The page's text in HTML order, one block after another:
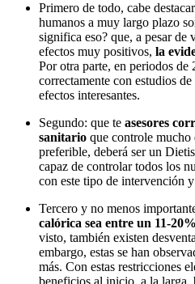
Primero de todo, cabe
humanos a muy largo plazo
significa eso? que, a pesar de
efectos muy positivos, la
Por otra parte, en periodos de
correctamente con estudios
efectos interesantes.
Segundo: que te asesores
sanitario que controle mucho
preferible, deberá ser un
capaz de controlar todos los
con este tipo de intervención
Tercero y no menos
calórica sea entre un 11-20%
visto, también existen
embargo, estas se han
más. Con estas restricciones
beneficios al inicio, a la larga,